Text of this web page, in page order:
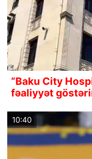
“Baku City
fəaliyyət
10:40